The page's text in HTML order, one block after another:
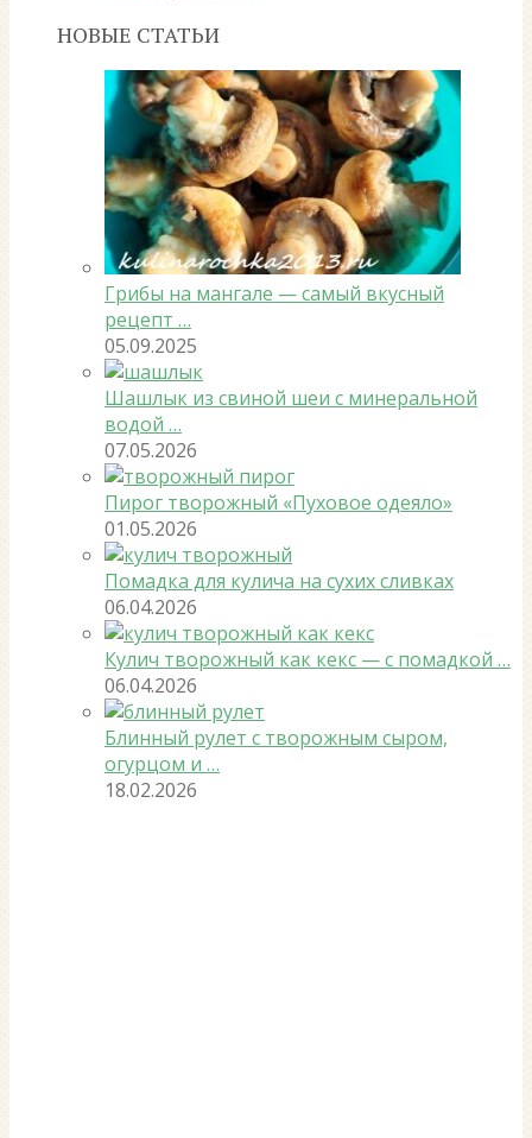
НОВЫЕ СТАТЬИ
Грибы на мангале — самый вкусный
рецепт …
05.09.2025
Шашлык из свиной шеи с минеральной
водой …
07.05.2026
Пирог творожный «Пуховое одеяло»
01.05.2026
Помадка для кулича на сухих сливках
06.04.2026
Кулич творожный как кекс — с помадкой …
06.04.2026
Блинный рулет с творожным сыром,
огурцом и …
18.02.2026